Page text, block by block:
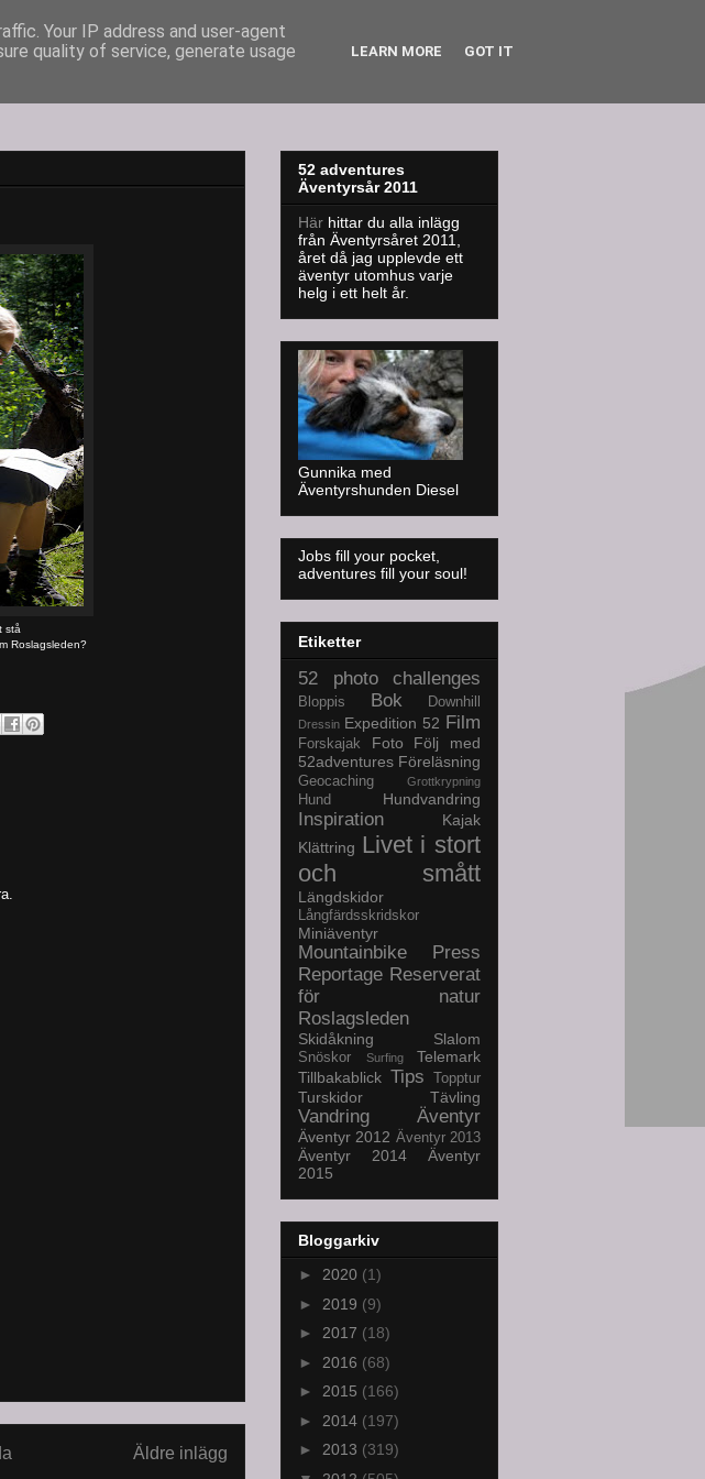
stå
Roslagsleden?
Äldre inlägg
52 adventures
Äventyrsår 2011
Här hittar du alla inlägg
från Äventyrsåret 2011,
året då jag upplevde ett
äventyr utomhus varje
helg i ett helt år.
Gunnika med
Äventyrshunden Diesel
Jobs fill your pocket,
adventures fill your soul!
Etiketter
52 photo challenges
Bloppis Bok Downhill
Dressin Expedition 52 Film
Forskajak Foto
Följ med
52adventures Föreläsning
Geocaching Grottkrypning
Hund Hundvandring
Inspiration
Kajak
Klättring Livet i stort
och smått
Längdskidor
Långfärdsskridskor
Miniäventyr
Mountainbike
Press
Reportage Reserverat
för natur
Roslagsleden
Skidåkning Slalom
Snöskor Surfing
Telemark
Tillbakablick Tips Topptur
Turskidor Tävling
Vandring Äventyr
Äventyr 2012 Äventyr 2013
Äventyr 2014
Äventyr
2015
Bloggarkiv
► 2020 (1)
► 2019 (9)
► 2017 (18)
► 2016 (68)
► 2015 (166)
► 2014 (197)
► 2013 (319)
Your IP address and user-agent
quality of service, generate usage
LEARN MORE GOT IT